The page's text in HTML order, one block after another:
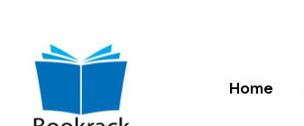
Home